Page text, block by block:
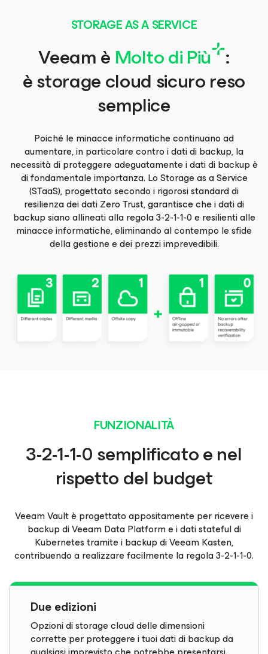
STORAGE AS A SERVICE
Veeam èMolto di Più :
è storage cloud sicuro reso
semplice
Poiché le minacce informatiche continuano ad
aumentare, in particolare contro i dati di backup, la
necessità di proteggere adeguatamente i dati di backup è
di fondamentale importanza. Lo Storage as a Service
(STaaS), progettato secondo i rigorosi standard di
resilienza dei dati Zero Trust, garantisce che i dati di
backup siano allineati alla regola 3-2-1-1-0 e resilienti alle
minacce informatiche, eliminando al contempo le sfide
della gestione e dei prezzi imprevedibili.
FUNZIONALITÀ
3-2-1-1-0 semplificato e nel
rispetto del budget
Veeam Vault è progettato appositamente per ricevere i
backup di Veeam Data Platform e i dati stateful di
Kubernetes tramite i backup di Veeam Kasten,
contribuendo a realizzare facilmente la regola 3-2-1-1-0.
Due edizioni
Opzioni di storage cloud delle dimensioni
corrette per proteggere i tuoi dati di backup da